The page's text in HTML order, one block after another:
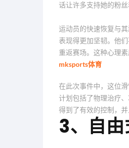
话让许多支持她的粉丝
运动员的快速恢复与
表现得更加坚韧。他
重返赛场。这种心理
mksports体育
在此次事件中，这位
计划包括了物理治疗
得到了有效的控制，
3、自